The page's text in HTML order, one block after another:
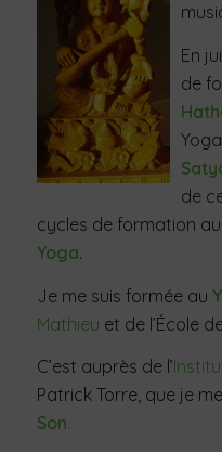
En
de
de
cycles de formation au
Yoga.
Je me suis formée au
Mathieu et de l’École
C’est auprès de l’
Patrick Torre, que je
Son.